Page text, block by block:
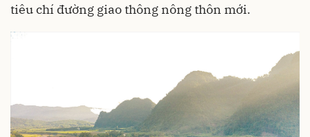
tiêu chí đường giao thông nông thôn mới.